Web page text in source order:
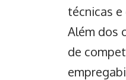
técnicas
Além dos
de